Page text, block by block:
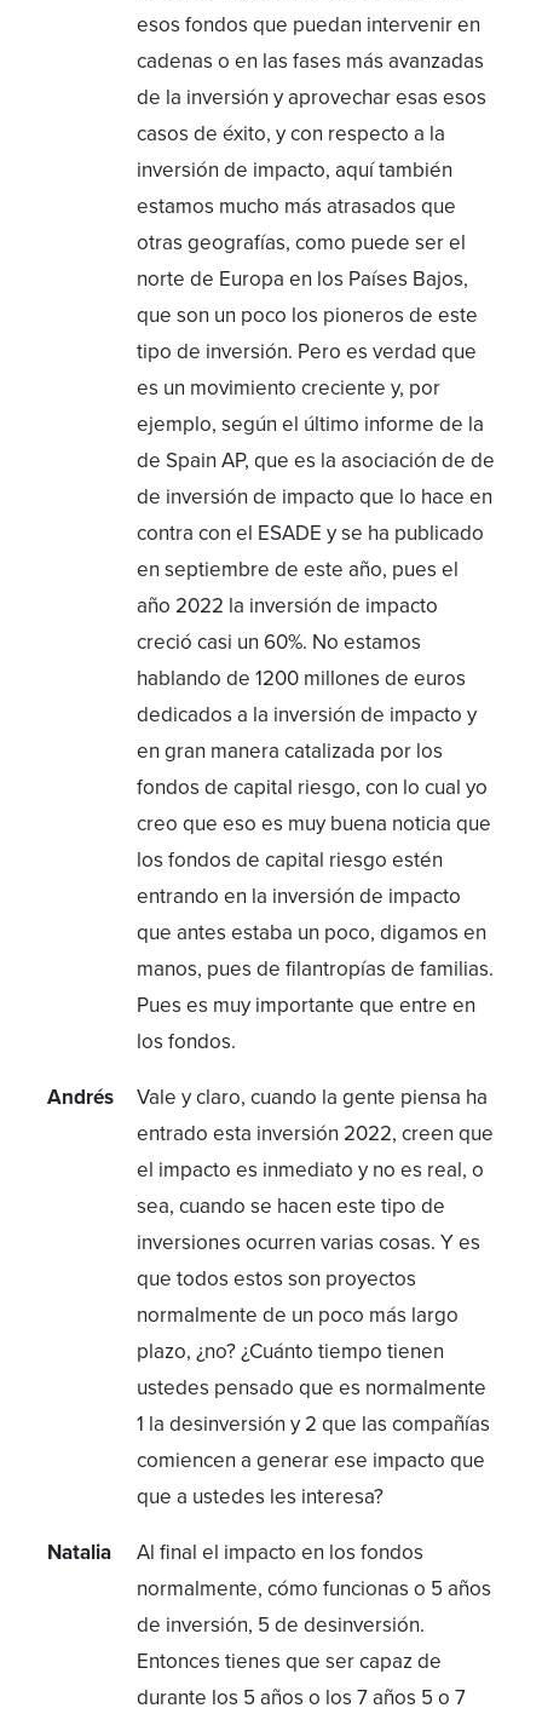
esos fondos que puedan intervenir en
cadenas o en las fases más avanzadas
de la inversión y aprovechar esas esos
casos de éxito, y con respecto a la
inversión de impacto, aquí también
estamos mucho más atrasados que
otras geografías, como puede ser el
norte de Europa en los Países Bajos,
que son un poco los pioneros de este
tipo de inversión. Pero es verdad que
es un movimiento creciente y, por
ejemplo, según el último informe de la
de Spain AP, que es la asociación de de
de inversión de impacto que lo hace en
contra con el ESADE y se ha publicado
en septiembre de este año, pues el
año 2022 la inversión de impacto
creció casi un 60%. No estamos
hablando de 1200 millones de euros
dedicados a la inversión de impacto y
en gran manera catalizada por los
fondos de capital riesgo, con lo cual yo
creo que eso es muy buena noticia que
los fondos de capital riesgo estén
entrando en la inversión de impacto
que antes estaba un poco, digamos en
manos, pues de filantropías de familias.
Pues es muy importante que entre en
los fondos.
Andrés
Vale y claro, cuando la gente piensa ha
entrado esta inversión 2022, creen que
el impacto es inmediato y no es real, o
sea, cuando se hacen este tipo de
inversiones ocurren varias cosas. Y es
que todos estos son proyectos
normalmente de un poco más largo
plazo, ¿no? ¿Cuánto tiempo tienen
ustedes pensado que es normalmente
1 la desinversión y 2 que las compañías
comiencen a generar ese impacto que
que a ustedes les interesa?
Natalia
Al final el impacto en los fondos
normalmente, cómo funcionas o 5 años
de inversión, 5 de desinversión.
Entonces tienes que ser capaz de
durante los 5 años o los 7 años 5 o 7